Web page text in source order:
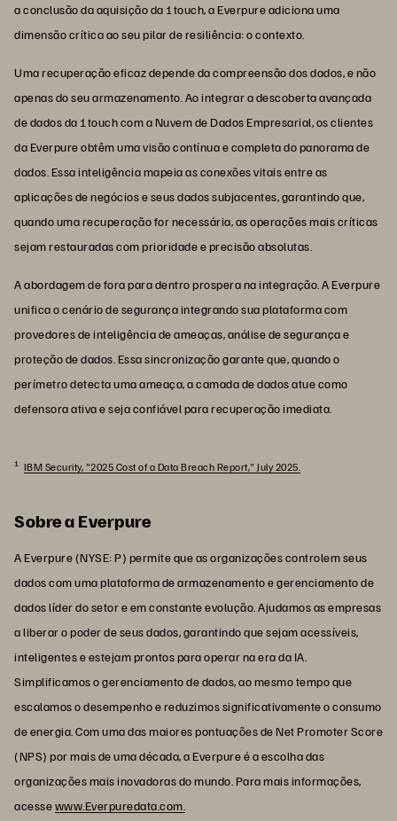
a conclusão da aquisição da 1touch, a Everpure adiciona uma
dimensão crítica ao seu pilar de resiliência: o contexto.
Uma recuperação eficaz depende da compreensão dos dados, e não
apenas do seu armazenamento. Ao integrar a descoberta avançada
de dados da 1touch com a Nuvem de Dados Empresarial, os clientes
da Everpure obtêm uma visão contínua e completa do panorama de
dados. Essa inteligência mapeia as conexões vitais entre as
aplicações de negócios e seus dados subjacentes, garantindo que,
quando uma recuperação for necessária, as operações mais críticas
sejam restauradas com prioridade e precisão absolutas.
A abordagem de fora para dentro prospera na integração. A Everpure
unifica o cenário de segurança integrando sua plataforma com
provedores de inteligência de ameaças, análise de segurança e
proteção de dados. Essa sincronização garante que, quando o
perímetro detecta uma ameaça, a camada de dados atue como
defensora ativa e seja confiável para recuperação imediata.
1 IBM Security, "2025 Cost of a Data Breach Report," July 2025.
Sobre a Everpure
A Everpure (NYSE: P) permite que as organizações controlem seus
dados com uma plataforma de armazenamento e gerenciamento de
dados líder do setor e em constante evolução. Ajudamos as empresas
a liberar o poder de seus dados, garantindo que sejam acessíveis,
inteligentes e estejam prontos para operar na era da IA.
Simplificamos o gerenciamento de dados, ao mesmo tempo que
escalamos o desempenho e reduzimos significativamente o consumo
de energia. Com uma das maiores pontuações de Net Promoter Score
(NPS) por mais de uma década, a Everpure é a escolha das
organizações mais inovadoras do mundo. Para mais informações,
acessewww.Everpuredata.com.